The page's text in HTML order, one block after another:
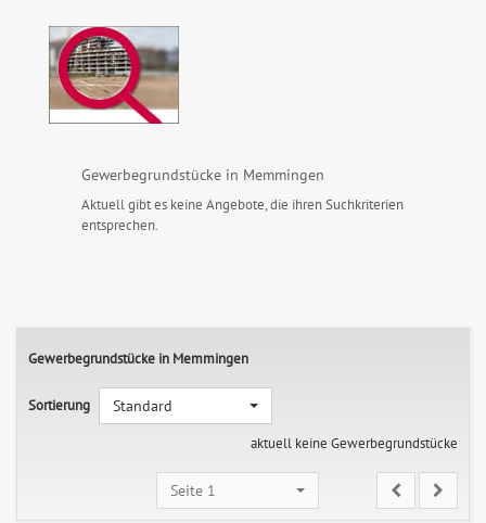
Gewerbegrundstücke in Memmingen
Aktuell gibt es keine Angebote, die ihren Suchkriterien
entsprechen.
Gewerbegrundstücke in Memmingen
Sortierung
Standard
aktuell keine Gewerbegrundstücke
Seite 1